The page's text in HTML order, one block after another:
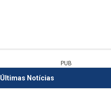
PUB
Últimas Notícias